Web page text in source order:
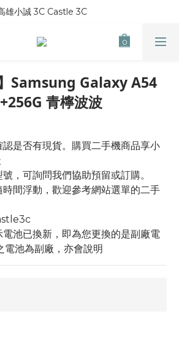
雄小誠 3C Castle 3C
】Samsung Galaxy A54
青檸波波
認是否有現貨。購買二手機商品享小
，可詢問我們協助預留或訂購。
時間浮動，歡迎參考網站選單的二手
電池已換新，即為您更換的是副廠電
電池為副廠，亦會說明